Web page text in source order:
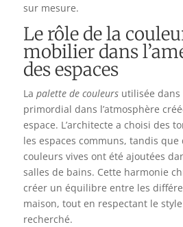
sur mesure.
Le rôle de la
mobilier dans
des espaces
La palette de couleursutilisée dans
primordial dans l’atmosphère
espace. L’architecte a choisi des
les espaces communs, tandis que
couleurs vives ont été ajoutées
salles de bains. Cette harmonie
créer un équilibre entre les
maison, tout en respectant le
recherché.